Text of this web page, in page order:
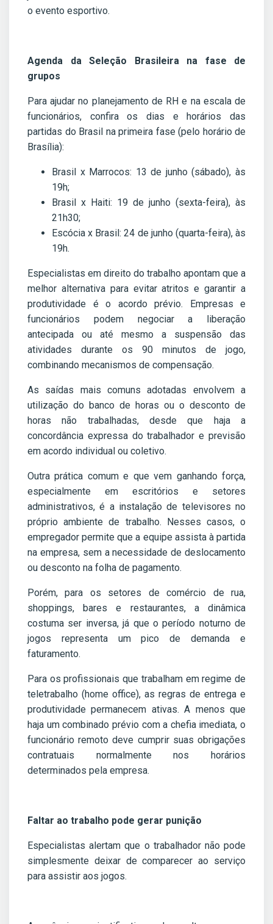
o evento esportivo.
Agenda da Seleção Brasileira na fase de
grupos
Para ajudar no planejamento de RH e na escala de
funcionários, confira os dias e horários das
partidas do Brasil na primeira fase (pelo horário de
Brasília):
Brasil x Marrocos: 13 de junho (sábado), às
19h;
Brasil x Haiti: 19 de junho (sexta-feira), às
21h30;
Escócia x Brasil: 24 de junho (quarta-feira), às
19h.
Especialistas em direito do trabalho apontam que a
melhor alternativa para evitar atritos e garantir a
produtividade é o acordo prévio. Empresas e
funcionários podem negociar a liberação
antecipada ou até mesmo a suspensão das
atividades durante os 90 minutos de jogo,
combinando mecanismos de compensação.
As saídas mais comuns adotadas envolvem a
utilização do banco de horas ou o desconto de
horas não trabalhadas, desde que haja a
concordância expressa do trabalhador e previsão
em acordo individual ou coletivo.
Outra prática comum e que vem ganhando força,
especialmente em escritórios e setores
administrativos, é a instalação de televisores no
próprio ambiente de trabalho. Nesses casos, o
empregador permite que a equipe assista à partida
na empresa, sem a necessidade de deslocamento
ou desconto na folha de pagamento.
Porém, para os setores de comércio de rua,
shoppings, bares e restaurantes, a dinâmica
costuma ser inversa, já que o período noturno de
jogos representa um pico de demanda e
faturamento.
Para os profissionais que trabalham em regime de
teletrabalho (home office), as regras de entrega e
produtividade permanecem ativas. A menos que
haja um combinado prévio com a chefia imediata, o
funcionário remoto deve cumprir suas obrigações
contratuais normalmente nos horários
determinados pela empresa.
Faltar ao trabalho pode gerar punição
Especialistas alertam que o trabalhador não pode
simplesmente deixar de comparecer ao serviço
para assistir aos jogos.